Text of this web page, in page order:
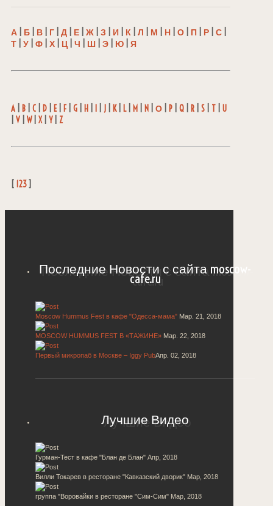
А Б В Г Д Е Ж З И К Л М Н О П Р С
Т
У Ф Х Ц Ч Ш Э Ю Я
A B C D E F G H K| L| M N О P Q R S T
U
V W| X Y| Z
[ 123]
Последние Новости с сайта moscow-
cafe.ru
Moscow Hummus Fest в кафе "Одесса-мама" Мар. 21, 2018
MOSCOW HUMMUS FEST В «ТАЖИНЕ» Мар. 22, 2018
Первый микропаб в Москве – Iggy PubАпр. 02, 2018
Лучшие Видео
Гурман-Тест в кафе "Блан де Блан" Апр, 2018
Вилли Токарев в ресторане "Кавказский дворик" Мар, 2018
группа "Воровайки в ресторане "Сим-Сим" Мар, 2018